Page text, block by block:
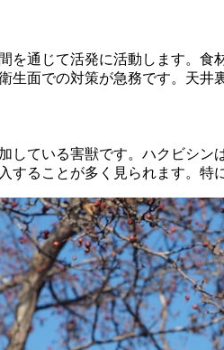
通じて活発に活動します。
生面での対策が急務です。天
ている害獣です。ハクビシ
ることが多く見られます。